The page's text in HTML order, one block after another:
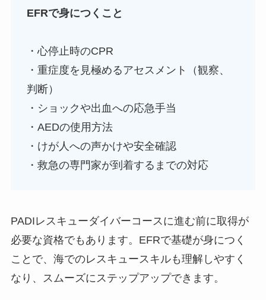
EFRで身につくこと
・心停止時のCPR
・重症度を見極めるアセスメント（観察、
判断）
・ショックや出血への応急手当
・AEDの使用方法
・けが人への声かけや安全確認
・救急の専門家が到着するまでの対応
PADIレスキューダイバーコースに進む前に取得が
必要な資格でもあります。EFRで基礎が身につく
ことで、海でのレスキュースキルも理解しやすく
なり、スムーズにステップアップできます。